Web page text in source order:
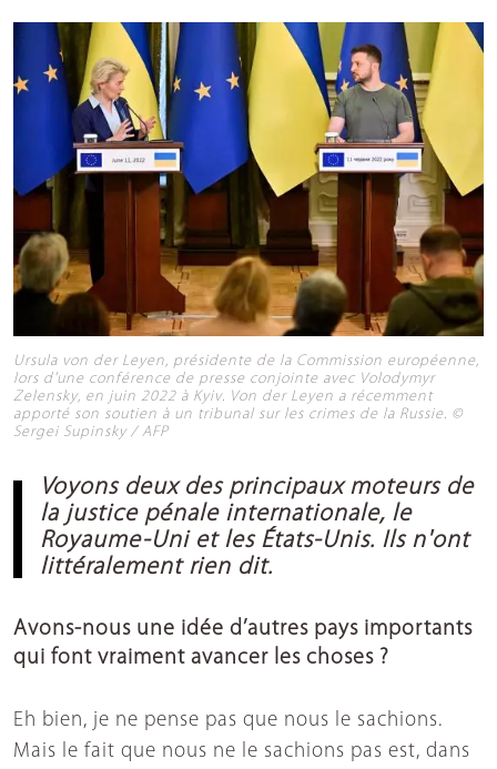
Ursula von der Leyen, présidente de la Commission européenne,
lors d'une conférence de presse conjointe avec Volodymyr
Zelensky, en juin 2022 à Kyiv. Von der Leyen a récemment
apporté son soutien à un tribunal sur les crimes de la Russie. ©
Sergei Supinsky / AFP
Voyons deux des principaux moteurs de
la justice pénale internationale, le
Royaume-Uni et les États-Unis. Ils n'ont
littéralement rien dit.
Avons-nous une idée d’autres pays importants
qui font vraiment avancer les choses ?
Eh bien, je ne pense pas que nous le sachions.
Mais le fait que nous ne le sachions pas est, dans